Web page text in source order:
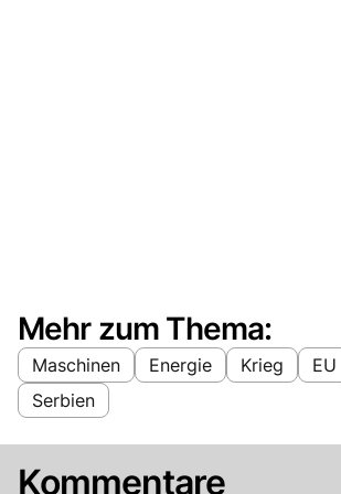
Mehr zum Thema:
Maschinen Energie Krieg
EU
Serbien
Kommentare